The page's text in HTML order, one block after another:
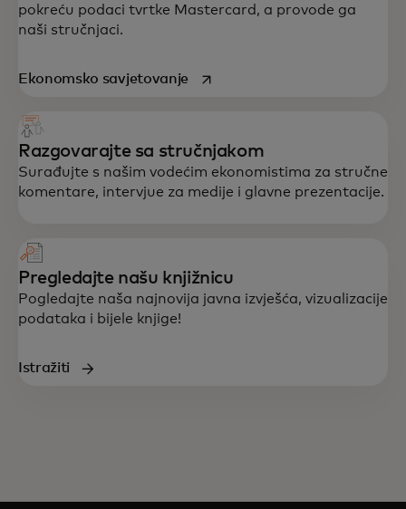
pokreću podaci tvrtke Mastercard, a provode ga
naši stručnjaci.
Ekonomsko savjetovanjeopens in a new tab
Razgovarajte sa stručnjakom
Surađujte s našim vodećim ekonomistima za stručne
komentare, intervjue za medije i glavne prezentacije.
Pregledajte našu knjižnicu
Pogledajte naša najnovija javna izvješća, vizualizacije
podataka i bijele knjige!
Istražiti